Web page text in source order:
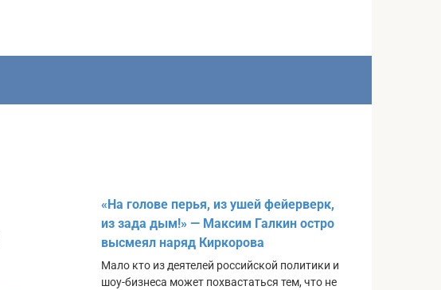
«На голове перья, из ушей фейерверк,
из зада дым!» — Максим Галкин остро
высмеял наряд Киркорова
Мало кто из деятелей российской политики и
шоу-бизнеса может похвастаться тем, что не